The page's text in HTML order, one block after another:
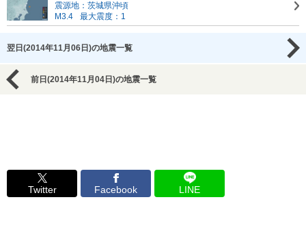
震源地：茨城県沖頃
M3.4
最大震度：1
翌日(2014年11月06日)の地震一覧
前日(2014年11月04日)の地震一覧
Twitter Facebook LINE